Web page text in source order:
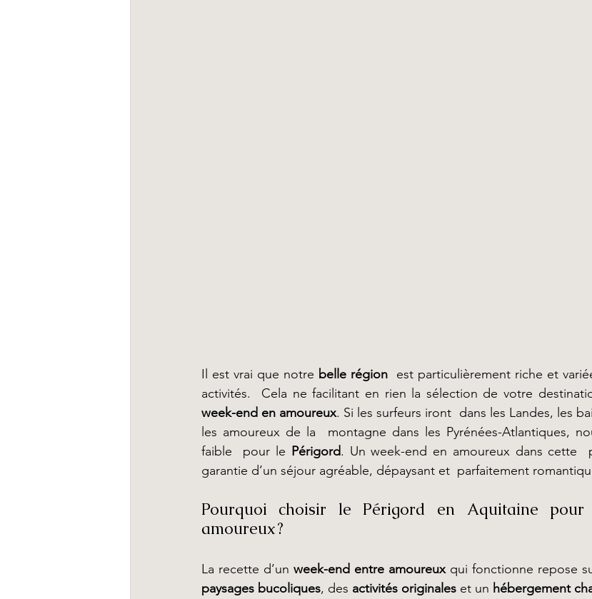
Il est vrai que notre belle région
est particulièrement riche et
week-end en amoureux. Si les surfeurs iront  dans les Landes, les
les amoureux de la  montagne dans les Pyrénées-Atlantiques,
faible  pour le Périgord. Un week-end en amoureux dans cette
garantie d’un séjour agréable, dépaysant et  parfaitement
Pourquoi choisir le Périgord en Aquitaine
amoureux ?
La recette d’un week-end entre amoureux
paysages bucoliques, des activités originales et un hébergement